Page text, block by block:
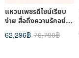
แหวนเพชรดีไซน์เรียบ
ง่าย สื่อถึงความรักอย่าง
ที่เปล่งประกายออ
62,296฿ 70,790฿